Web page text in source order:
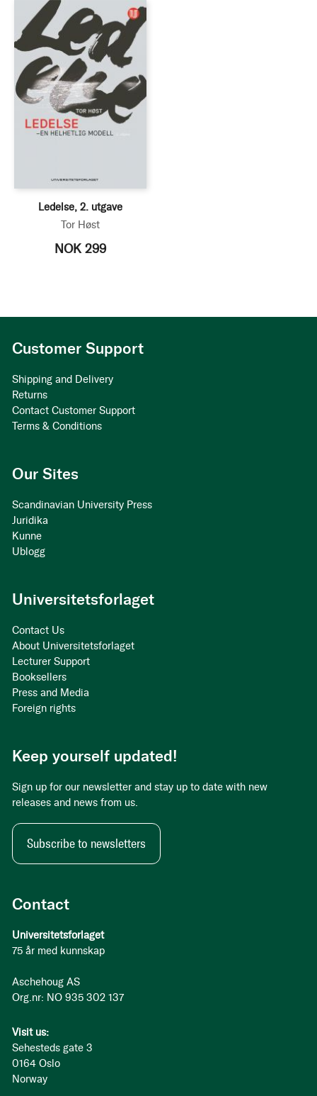
Ledelse, 2. utgave
Tor Høst
NOK 299
Contact
Universitetsforlaget
75 år med kunnskap
Aschehoug AS
Org.nr: NO 935 302 137
Visit us:
Sehesteds gate 3
0164 Oslo
Norway
Customer Support
Shipping and Delivery
Returns
Contact Customer Support
Terms & Conditions
Our Sites
Scandinavian University Press
Juridika
Kunne
Ublogg
Universitetsforlaget
Contact Us
About Universitetsforlaget
Lecturer Support
Booksellers
Press and Media
Foreign rights
Keep yourself updated!
Sign up for our newsletter and stay up to date with new
releases and news from us.
Subscribe to newsletters